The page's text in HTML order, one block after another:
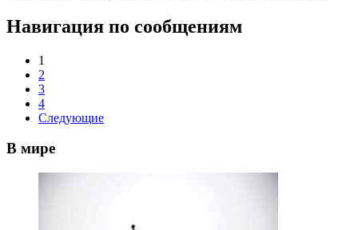
Навигация по сообщениям
1
2
3
4
Следующие
В мире